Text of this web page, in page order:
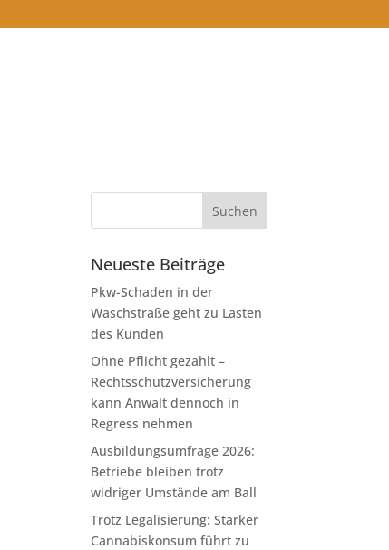
Neueste Beiträge
Pkw-Schaden in der
Waschstraße geht zu Lasten
des Kunden
Ohne Pflicht gezahlt –
Rechtsschutzversicherung
kann Anwalt dennoch in
Regress nehmen
Ausbildungsumfrage 2026:
Betriebe bleiben trotz
widriger Umstände am Ball
Trotz Legalisierung: Starker
Cannabiskonsum führt zu